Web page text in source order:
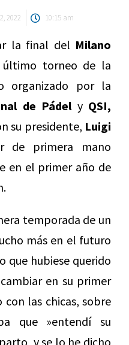
2022 10:15 am
la final del Milano
torneo de la
organizado por la
de Pádely QSI,
su presidente, Luigi
de primera mano
en el primer año de
temporada de un
más en el futuro
que hubiese querido
en su primer
las chicas, sobre
que »entendí su
y se lo he dicho